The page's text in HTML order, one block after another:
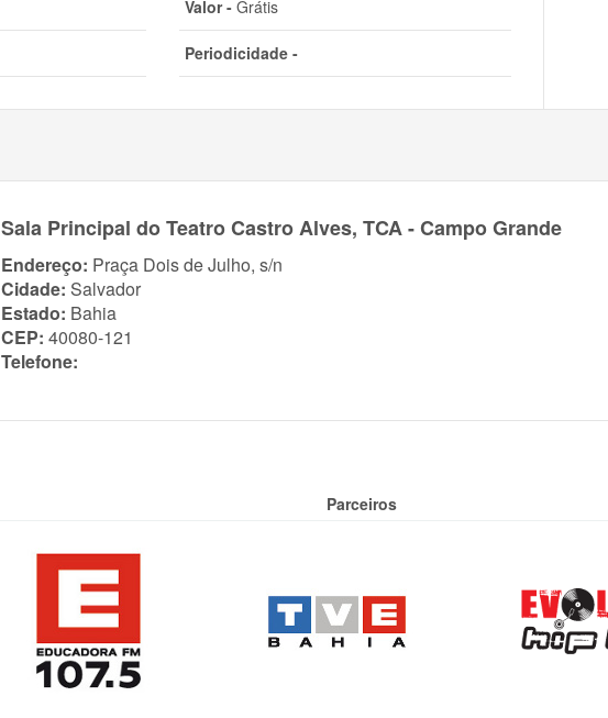
Valor -Grátis
Periodicidade -
Sala Principal do Teatro Castro Alves, TCA - Campo Grande
Endereço: Praça Dois de Julho, s/n
Cidade: Salvador
Estado: Bahia
CEP: 40080-121
Telefone:
Parceiros